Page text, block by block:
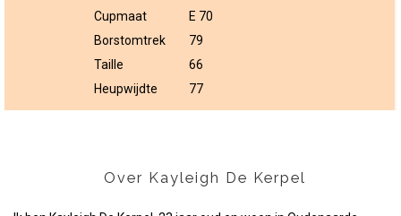
Cupmaat
E 70
Borstomtrek
79
Taille
66
Heupwijdte
77
Over Kayleigh De Kerpel